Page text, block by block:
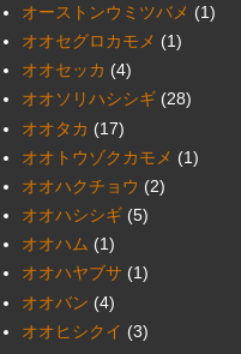
オーストンウミツバメ (1)
オオセグロカモメ (1)
オオセッカ (4)
オオソリハシシギ (28)
オオタカ (17)
オオトウゾクカモメ (1)
オオハクチョウ (2)
オオハシシギ (5)
オオハム (1)
オオハヤブサ (1)
オオバン (4)
オオヒシクイ (3)